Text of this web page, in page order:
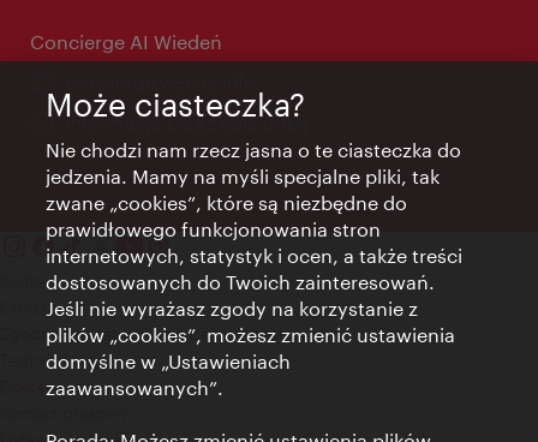
Concierge AI Wiedeń
Informacje przez całą dobę
Kontakt
Credits
Zgoda na przetwarzanie danych osobowych
Terms of Use
Dostępność
Może ciasteczka?
Nie chodzi nam rzecz jasna o te ciasteczka do
jedzenia. Mamy na myśli specjalne pliki, tak
zwane „cookies”, które są niezbędne do
prawidłowego funkcjonowania stron
internetowych, statystyk i ocen, a także treści
dostosowanych do Twoich zainteresowań.
Jeśli nie wyrażasz zgody na korzystanie z
plików „cookies”, możesz zmienić ustawienia
domyślne w „Ustawieniach
zaawansowanych”.